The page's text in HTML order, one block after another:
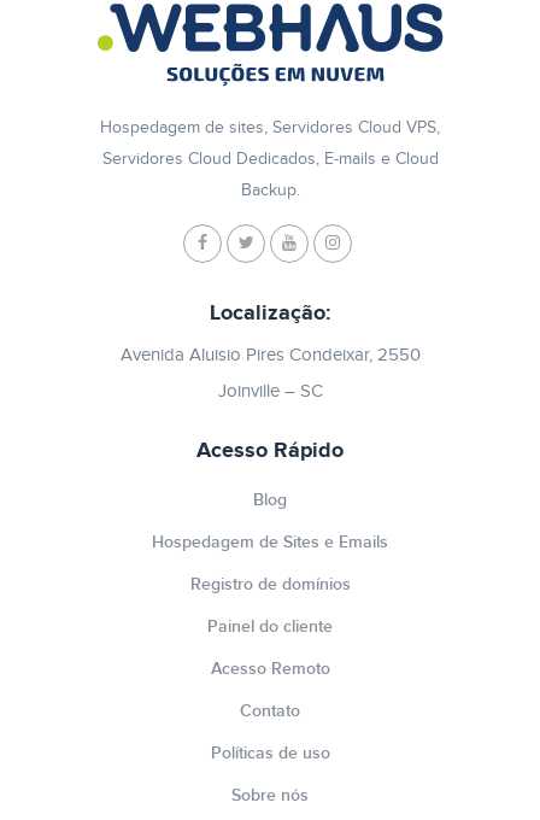
Hospedagem de sites, Servidores Cloud VPS,
Servidores Cloud Dedicados, E-mails e Cloud
Backup.
Localização:
Avenida Aluisio Pires Condeixar, 2550
Joinville – SC
Acesso Rápido
Blog
Hospedagem de Sites e Emails
Registro de domínios
Painel do cliente
Acesso Remoto
Contato
Políticas de uso
Sobre nós